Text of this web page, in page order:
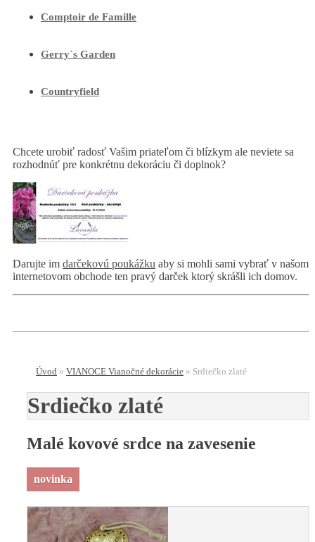
Comptoir de Famille
Gerry`s Garden
Countryfield
Chcete urobiť radosť Vašim priateľom či blízkym ale neviete sa
rozhodnúť pre konkrétnu dekoráciu či doplnok?
Darujte im darčekovú poukážku aby si mohli sami vybrať v našom
internetovom obchode ten pravý darček ktorý skrášli ich domov.
Úvod » VIANOCE Vianočné dekorácie » Srdiečko zlaté
Srdiečko zlaté
Malé kovové srdce na zavesenie
novinka